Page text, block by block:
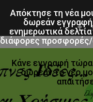
Απόκτησε τη νέα
δωρεάν εγγραφή
ενημερωτικά
διάφορες προσφορές/
Κάνε εγγραφή
δωρεάν το νέο